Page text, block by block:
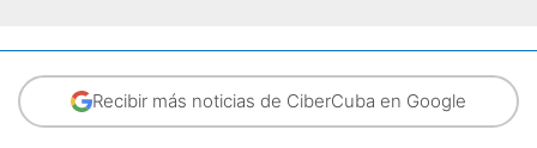
Recibir más noticias de CiberCuba en Google